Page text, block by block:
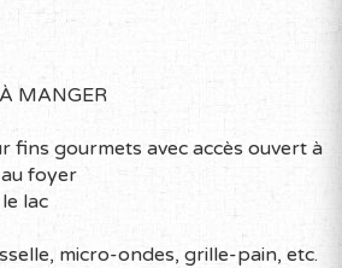
: pétanque, croquet, badminton
watch?
: paysage et culture
MANGER
fins gourmets avec accès ouvert à
foyer
lac
micro-ondes, grille-pain, etc.